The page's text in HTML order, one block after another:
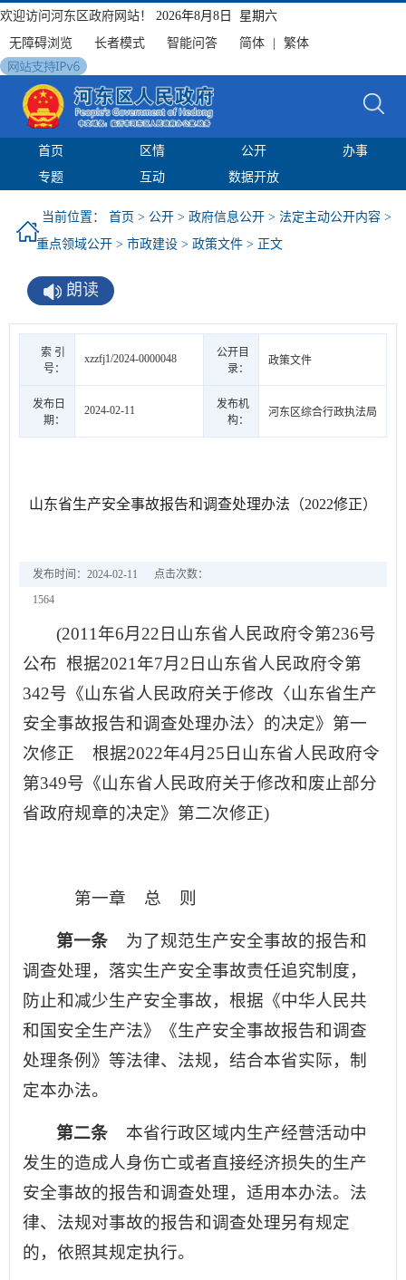
欢迎访问河东区政府网站！
2026年8月8日 星期六
无障碍浏览
长者模式 智能问答 简体 繁体
首页 区情 公开
办事
专题
互动 数据开放
当前位置： 首页 > 公开 > 政府信息公开 > 法定主动公开内容 >
重点领域公开 > 市政建设 > 政策文件 > 正文
朗读
索 引
号：
xzzfj1/2024-0000048
公开目
录：
政策文件
发布日
期：
2024-02-11
发布机
构：
河东区综合行政执法局
山东省生产安全事故报告和调查处理办法（2022修正）
发布时间：2024-02-11
点击次数：
1564
(2011年6月22日山东省人民政府令第236号
公布 根据2021年7月2日山东省人民政府令第
342号《山东省人民政府关于修改〈山东省生产
安全事故报告和调查处理办法〉的决定》第一
次修正 根据2022年4月25日山东省人民政府令
第349号《山东省人民政府关于修改和废止部分
省政府规章的决定》第二次修正)
第一章 总 则
第一条 为了规范生产安全事故的报告和
调查处理，落实生产安全事故责任追究制度，
防止和减少生产安全事故，根据《中华人民共
和国安全生产法》《生产安全事故报告和调查
处理条例》等法律、法规，结合本省实际，制
定本办法。
第二条 本省行政区域内生产经营活动中
发生的造成人身伤亡或者直接经济损失的生产
安全事故的报告和调查处理，适用本办法。法
律、法规对事故的报告和调查处理另有规定
的，依照其规定执行。